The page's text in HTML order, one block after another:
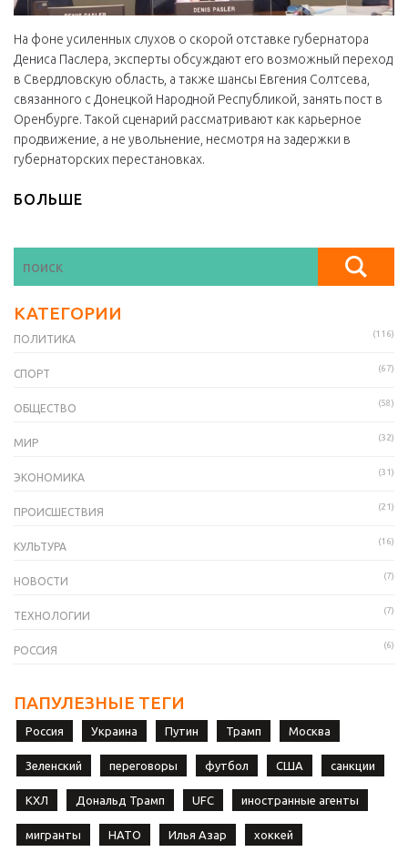
На фоне усиленных слухов о скорой отставке губернатора
Дениса Паслера, эксперты обсуждают его возможный переход
в Свердловскую область, а также шансы Евгения Солтсева,
связанного с Донецкой Народной Республикой, занять пост в
Оренбурге. Такой сценарий рассматривают как карьерное
продвижение, а не увольнение, несмотря на задержки в
губернаторских перестановках.
БОЛЬШЕ
КАТЕГОРИИ
ПОЛИТИКА (116)
СПОРТ (67)
ОБЩЕСТВО (58)
МИР (32)
ЭКОНОМИКА (31)
ПРОИСШЕСТВИЯ (21)
КУЛЬТУРА (16)
НОВОСТИ (7)
ТЕХНОЛОГИИ (7)
РОССИЯ (6)
ПАПУЛЕЗНЫЕ ТЕГИ
Россия Украина Путин Трамп Москва
Зеленский переговоры футбол США санкции
КХЛ Дональд Трамп UFC иностранные агенты
мигранты НАТО Илья Азар хоккей